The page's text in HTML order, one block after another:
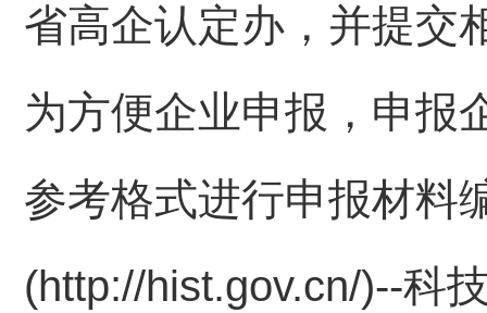
省高企认定办，并提交
为方便企业申报，申报
参考格式进行申报材料
(http://hist.gov.cn/)--科